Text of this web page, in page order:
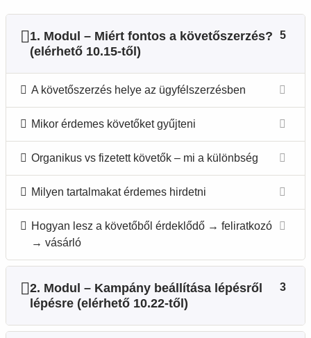
1. Modul – Miért fontos a követőszerzés?
(elérhető 10.15-től)
5
A követőszerzés helye az ügyfélszerzésben
Mikor érdemes követőket gyűjteni
Organikus vs fizetett követők – mi a különbség
Milyen tartalmakat érdemes hirdetni
Hogyan lesz a követőből érdeklődő → feliratkozó
→ vásárló
2. Modul – Kampány beállítása lépésről
lépésre (elérhető 10.22-től)
3